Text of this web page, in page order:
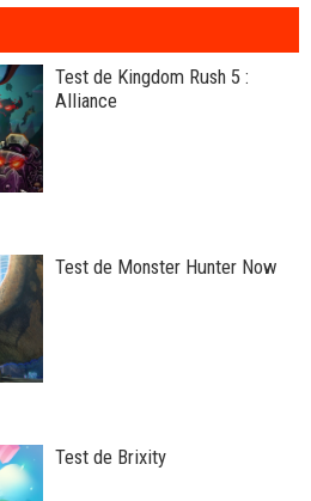
Test de Kingdom Rush 5 :
Alliance
Test de Monster Hunter Now
Test de Brixity